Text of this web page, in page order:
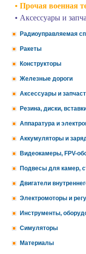
• Прочая военная
• Аксессуары и
Радиоуправляемая
Ракеты
Конструкторы
Железные дороги
Аксессуары и
Резина, диски,
Аппаратура и
Аккумуляторы и
Видеокамеры, FPV-
Подвесы для камер,
Двигатели
Электромоторы и
Инструменты,
Симуляторы
Материалы